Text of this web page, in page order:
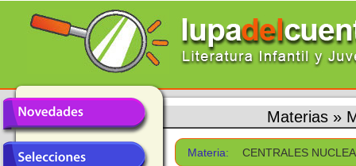
Materias »
Materia: CENTRALES